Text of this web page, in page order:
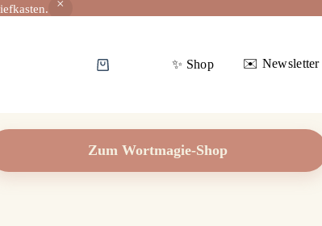
Warenkorb ✨️ Shop ✉️ Newsletter
Zum Wortmagie-Shop